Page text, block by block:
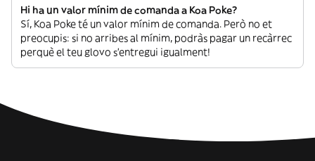
Hi ha un valor mínim de comanda a Koa Poke?
Sí, Koa Poke té un valor mínim de comanda. Però no et
preocupis: si no arribes al mínim, podràs pagar un recàrrec
perquè el teu glovo s’entregui igualment!